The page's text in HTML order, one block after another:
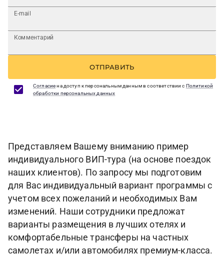
E-mail
Комментарий
ОТПРАВИТЬ
Согласиена доступ к персональным данным в соответствии с Политикой
обработки персональных данных
Представляем Вашему вниманию пример
индивидуального ВИП-тура (на основе поездок
наших клиентов). По запросу мы подготовим
для Вас индивидуальный вариант программы с
учетом всех пожеланий и необходимых Вам
изменений. Наши сотрудники предложат
варианты размещения в лучших отелях и
комфортабельные трансферы на частных
самолетах и/или автомобилях премиум-класса.